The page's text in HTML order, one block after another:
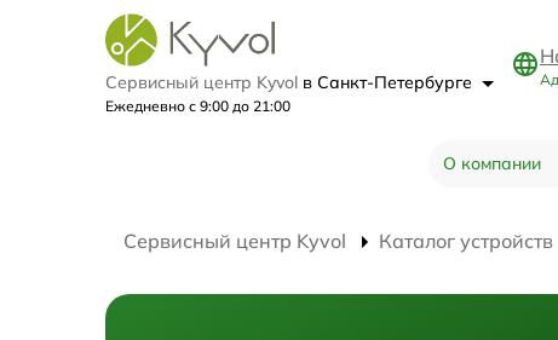
Сервисный центр Kyvol в Санкт-Петербурге
Ежедневно с 9:00 до 21:00
О компании
Сервисный центр Kyvol Каталог устройств